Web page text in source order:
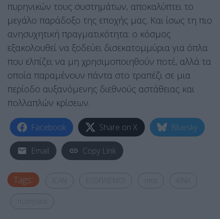
πυρηνικών τους συστημάτων, αποκαλύπτει το
μεγάλο παράδοξο της εποχής μας. Και ίσως τη πιο
ανησυχητική πραγματικότητα: ο κόσμος
εξακολουθεί να ξοδεύει δισεκατομμύρια για όπλα
που ελπίζει να μη χρησιμοποιηθούν ποτέ, αλλά τα
οποία παραμένουν πάντα στο τραπέζι σε μια
περίοδο αυξανόμενης διεθνούς αστάθειας και
πολλαπλών κρίσεων.
Facebook Share on X Bluesky
Email Copy Link
Tags: